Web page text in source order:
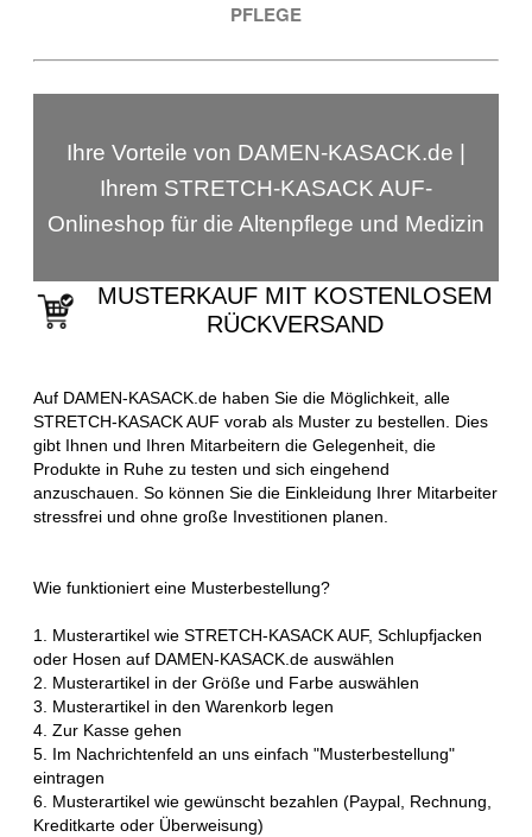
PFLEGE
Ihre Vorteile von DAMEN-KASACK.de |
Ihrem STRETCH-KASACK AUF-
Onlineshop für die Altenpflege und Medizin
MUSTERKAUF MIT KOSTENLOSEM
RÜCKVERSAND
Auf DAMEN-KASACK.de haben Sie die Möglichkeit, alle
STRETCH-KASACK AUF vorab als Muster zu bestellen. Dies
gibt Ihnen und Ihren Mitarbeitern die Gelegenheit, die
Produkte in Ruhe zu testen und sich eingehend
anzuschauen. So können Sie die Einkleidung Ihrer Mitarbeiter
stressfrei und ohne große Investitionen planen.
Wie funktioniert eine Musterbestellung?
1. Musterartikel wie STRETCH-KASACK AUF, Schlupfjacken
oder Hosen auf DAMEN-KASACK.de auswählen
2. Musterartikel in der Größe und Farbe auswählen
3. Musterartikel in den Warenkorb legen
4. Zur Kasse gehen
5. Im Nachrichtenfeld an uns einfach "Musterbestellung"
eintragen
6. Musterartikel wie gewünscht bezahlen (Paypal, Rechnung,
Kreditkarte oder Überweisung)